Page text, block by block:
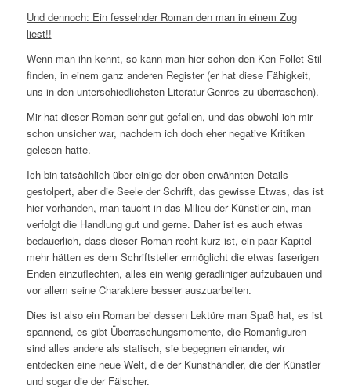
Und dennoch: Ein fesselnder Roman den man in einem Zug
liest!!
Wenn man ihn kennt, so kann man hier schon den Ken Follet-Stil
finden, in einem ganz anderen Register (er hat diese Fähigkeit,
uns in den unterschiedlichsten Literatur-Genres zu überraschen).
Mir hat dieser Roman sehr gut gefallen, und das obwohl ich mir
schon unsicher war, nachdem ich doch eher negative Kritiken
gelesen hatte.
Ich bin tatsächlich über einige der oben erwähnten Details
gestolpert, aber die Seele der Schrift, das gewisse Etwas, das ist
hier vorhanden, man taucht in das Milieu der Künstler ein, man
verfolgt die Handlung gut und gerne. Daher ist es auch etwas
bedauerlich, dass dieser Roman recht kurz ist, ein paar Kapitel
mehr hätten es dem Schriftsteller ermöglicht die etwas faserigen
Enden einzuflechten, alles ein wenig geradliniger aufzubauen und
vor allem seine Charaktere besser auszuarbeiten.
Dies ist also ein Roman bei dessen Lektüre man Spaß hat, es ist
spannend, es gibt Überraschungsmomente, die Romanfiguren
sind alles andere als statisch, sie begegnen einander, wir
entdecken eine neue Welt, die der Kunsthändler, die der Künstler
und sogar die der Fälscher.